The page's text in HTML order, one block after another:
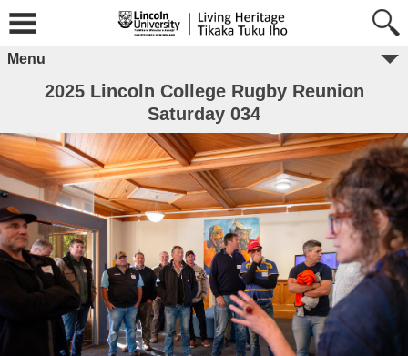
Menu
2025 Lincoln College Rugby Reunion
Saturday 034